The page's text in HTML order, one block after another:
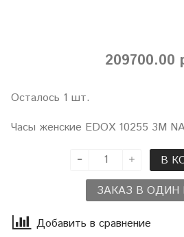
209700.00
Осталось 1 шт.
Часы женские EDOX 10255 3M
В
ЗАКАЗ В ОДИН
Добавить в сравнение